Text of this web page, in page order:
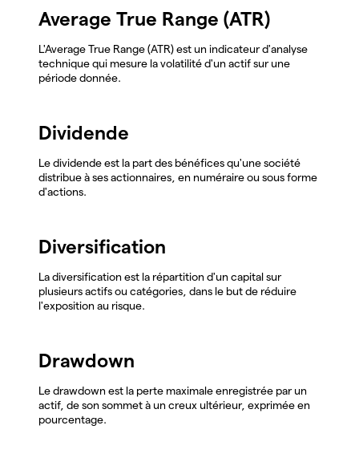
Average True Range (ATR)
L'Average True Range (ATR) est un indicateur d'analyse
technique qui mesure la volatilité d'un actif sur une
période donnée.
Dividende
Le dividende est la part des bénéfices qu'une société
distribue à ses actionnaires, en numéraire ou sous forme
d'actions.
Diversification
La diversification est la répartition d'un capital sur
plusieurs actifs ou catégories, dans le but de réduire
l'exposition au risque.
Drawdown
Le drawdown est la perte maximale enregistrée par un
actif, de son sommet à un creux ultérieur, exprimée en
pourcentage.